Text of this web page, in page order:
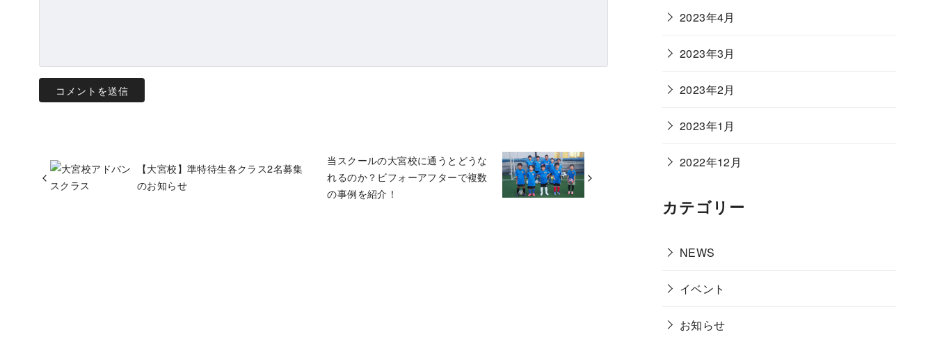
【大宮校】準特待生各クラス2名募集
のお知らせ
当スクールの大宮校に通うとどうな
れるのか？ビフォーアフターで複数
の事例を紹介！
2023年4月
2023年3月
2023年2月
2023年1月
2022年12月
カテゴリー
NEWS
イベント
お知らせ